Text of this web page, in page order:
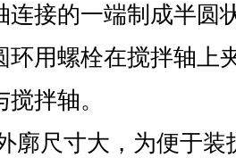
连接的一端制成半圆
环用螺栓在搅拌轴上
拌轴。
廓尺寸大，为便于